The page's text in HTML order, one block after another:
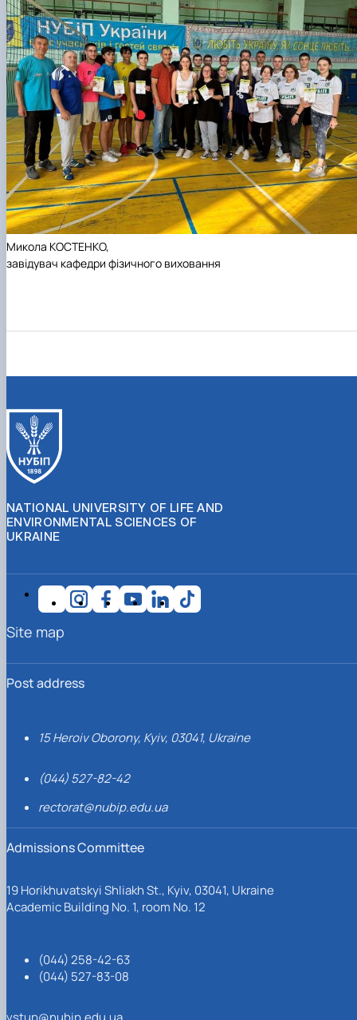
Микола КОСТЕНКО,
завідувач кафедри фізичного виховання
NATIONAL UNIVERSITY OF LIFE AND
ENVIRONMENTAL SCIENCES OF
UKRAINE
Post address
15 Heroiv Oborony, Kyiv, 03041, Ukraine
(044) 527-82-42
rectorat@nubip.edu.ua
Admissions Committee
19 Horikhuvatskyi Shliakh St., Kyiv, 03041, Ukraine
Academic Building No. 1, room No. 12
(044) 258-42-63
(044) 527-83-08
Site map